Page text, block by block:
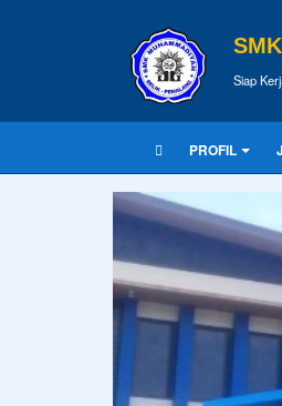
Siap
PROFIL
Tulisan